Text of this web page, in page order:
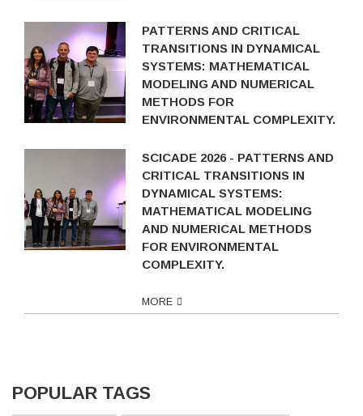
PATTERNS AND CRITICAL
TRANSITIONS IN DYNAMICAL
SYSTEMS: MATHEMATICAL
MODELING AND NUMERICAL
METHODS FOR
ENVIRONMENTAL COMPLEXITY.
SCICADE 2026 - PATTERNS AND
CRITICAL TRANSITIONS IN
DYNAMICAL SYSTEMS:
MATHEMATICAL MODELING
AND NUMERICAL METHODS
FOR ENVIRONMENTAL
COMPLEXITY.
MORE
POPULAR TAGS